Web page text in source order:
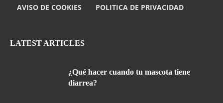
AVISO DE COOKIES POLITICA DE PRIVACIDAD
LATEST ARTICLES
¿Qué hacer cuando tu mascota tiene
diarrea?